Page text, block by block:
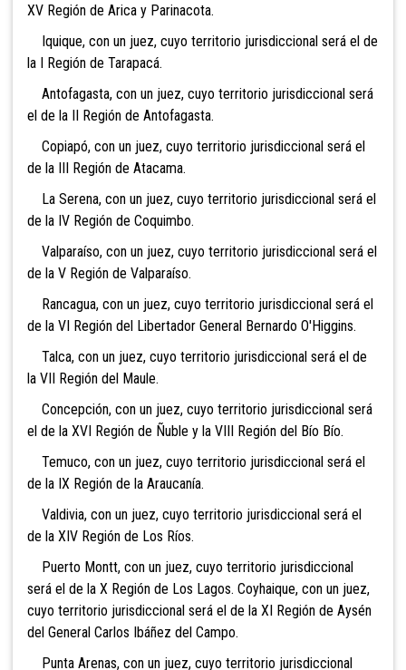
XV Región de Arica y Parinacota.
Iquique, con un juez, cuyo territorio jurisdiccional será el de
la I Región de Tarapacá.
Antofagasta, con un juez, cuyo territorio jurisdiccional será
el de la II Región de Antofagasta.
Copiapó, con un juez, cuyo territorio jurisdiccional será el
de la III Región de Atacama.
La Serena, con un juez, cuyo territorio jurisdiccional será el
de la IV Región de Coquimbo.
Valparaíso, con un juez, cuyo territorio jurisdiccional será el
de la V Región de Valparaíso.
Rancagua, con un juez, cuyo territorio jurisdiccional será el
de la VI Región del Libertador General Bernardo O'Higgins.
Talca, con un juez, cuyo territorio jurisdiccional será el de
la VII Región del Maule.
Concepción, con un juez, cuyo territorio jurisdiccional será
el de la XVI Región de Ñuble y la VIII Región del Bío Bío.
Temuco, con un juez, cuyo territorio jurisdiccional será el
de la IX Región de la Araucanía.
Valdivia, con un juez, cuyo territorio jurisdiccional será el
de la XIV Región de Los Ríos.
Puerto Montt, con un juez, cuyo territorio jurisdiccional
será el de la X Región de Los Lagos. Coyhaique, con un juez,
cuyo territorio jurisdiccional será el de la XI Región de Aysén
del General Carlos Ibáñez del Campo.
Punta Arenas, con un juez, cuyo territorio jurisdiccional